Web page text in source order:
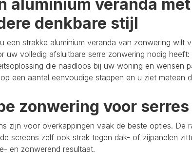
aluminium veranda
denkbare stijl
een strakke aluminium veranda van zonwering wilt
uw volledig afsluitbare serre zonwering nodig
die naadloos bij uw woning en wensen
een aantal eenvoudige stappen en u ziet meteen
zonwering voor serres
zijn voor overkappingen vaak de beste opties. De
screens zelf ook strak tegen dak- of zijpanelen
en zonwerend resultaat.